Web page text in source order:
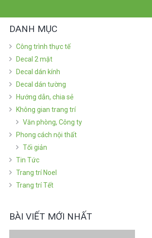
DANH MỤC
Công trình thực tế
Decal 2 mặt
Decal dán kính
Decal dán tường
Hướng dẫn, chia sẻ
Không gian trang trí
Văn phòng, Công ty
Phong cách nội thất
Tối giản
Tin Tức
Trang trí Noel
Trang trí Tết
BÀI VIẾT MỚI NHẤT